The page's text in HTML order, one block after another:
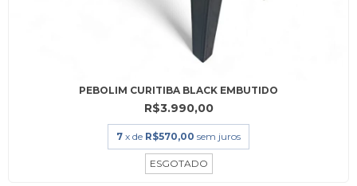
PEBOLIM CURITIBA BLACK EMBUTIDO
R$3.990,00
7 x de R$570,00 sem juros
ESGOTADO